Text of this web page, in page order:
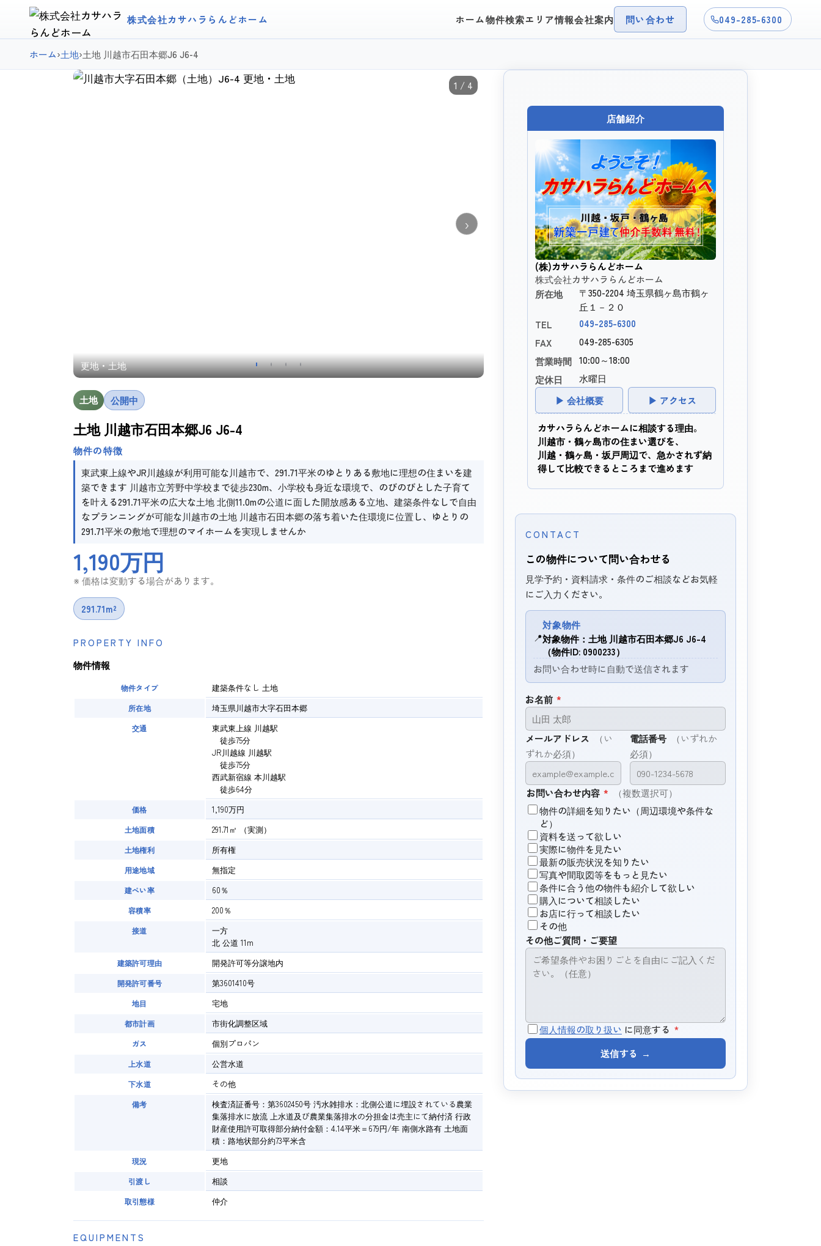
株式会社カサハラらんどホーム ホーム物件検索エリア情報会社案内 問い合わせ 049-285-6300
ホーム›土地›土地 川越市石田本郷J6 J6-4
更地・土地 更地・土地
›
1 / 4
土地 公開中
土地 川越市石田本郷J6 J6-4
物件の特徴
東武東上線やJR川越線が利用可能な川越市で、291.71平米のゆとりある敷地に理想の住まいを建
築できます 川越市立芳野中学校まで徒歩230m、小学校も身近な環境で、のびのびとした子育て
を叶える291.71平米の広大な土地 北側11.0mの公道に面した開放感ある立地、建築条件なしで自由
なプランニングが可能な川越市の土地 川越市石田本郷の落ち着いた住環境に位置し、ゆとりの
291.71平米の敷地で理想のマイホームを実現しませんか
1,190万円
※ 価格は変動する場合があります。
291.71m²
PROPERTY INFO
物件情報
物件タイプ 建築条件なし 土地
所在地 埼玉県川越市大字石田本郷
交通
東武東上線 川越駅
徒歩75分
JR川越線 川越駅
徒歩75分
西武新宿線 本川越駅
徒歩64分
価格 1,190万円
土地面積 291.71㎡ （実測）
土地権利 所有権
用途地域 無指定
建ぺい率 60％
容積率 200％
接道
一方
北 公道 11m
建築許可理由 開発許可等分譲地内
開発許可番号 第3601410号
地目 宅地
都市計画 市街化調整区域
ガス 個別プロパン
上水道 公営水道
下水道 その他
備考
検査済証番号：第3602450号 汚水雑排水：北側公道に埋設されている農業
集落排水に放流 上水道及び農業集落排水の分担金は売主にて納付済 行政
財産使用許可取得部分納付金額：4.14平米＝679円/年 南側水路有 土地面
積：路地状部分約73平米含
現況 更地
引渡し 相談
取引態様 仲介
EQUIPMENTS
店舗紹介
(株)カサハラらんどホーム
株式会社カサハラらんどホーム
所在地
〒350-2204 埼玉県鶴ヶ島市鶴ヶ
丘１－２０
TEL
049-285-6300
FAX
049-285-6305
営業時間 10:00～18:00
定休日
水曜日
▶ 会社概要
▶ アクセス
カサハラらんどホームに相談する理由。
川越市・鶴ヶ島市の住まい選びを、
川越・鶴ヶ島・坂戸周辺で、急かされず納
得して比較できるところまで進めます
CONTACT
この物件について問い合わせる
見学予約・資料請求・条件のご相談などお気軽
にご入力ください。
📍
対象物件
対象物件：土地 川越市石田本郷J6 J6-4
（物件ID: 0900233）
お問い合わせ時に自動で送信されます
お名前 *
メールアドレス
（い
ずれか必須）
電話番号
（いずれか
必須）
お問い合わせ内容 *
（複数選択可）
物件の詳細を知りたい（周辺環境や条件な
ど）
資料を送って欲しい
実際に物件を見たい
最新の販売状況を知りたい
写真や間取図等をもっと見たい
条件に合う他の物件も紹介して欲しい
購入について相談したい
お店に行って相談したい
その他
その他ご質問・ご要望
個人情報の取り扱い に同意する *
送信する →